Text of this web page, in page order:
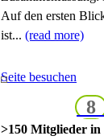
Auf den ersten
ist... (read more)
Seite besuchen
>150 Mitglieder in